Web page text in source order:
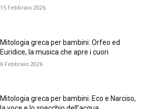
15 Febbraio 2026
Mitologia greca per bambini: Orfeo ed
Euridice, la musica che apre i cuori
6 Febbraio 2026
Mitologia greca per bambini: Eco e Narciso,